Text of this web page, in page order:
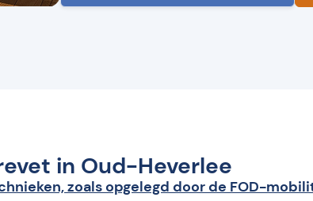
in Oud-Heverlee
zoals opgelegd door de FOD-